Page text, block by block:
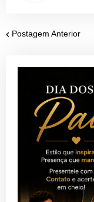
Postagem Anterior